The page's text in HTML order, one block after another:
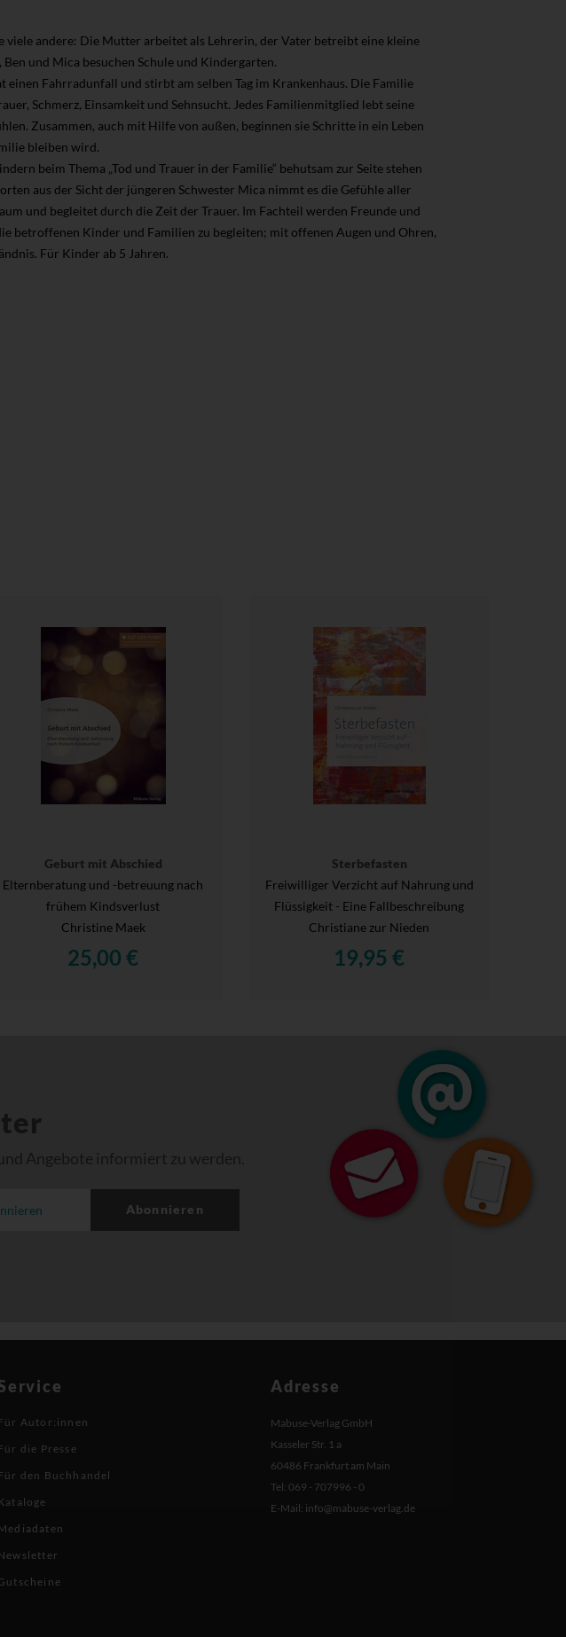
viele andere: Die Mutter arbeitet als Lehrerin, der Vater betreibt eine kleine
und Mica besuchen Schule und Kindergarten.
einen Fahrradunfall und stirbt am selben Tag im Krankenhaus. Die Familie
Schmerz, Einsamkeit und Sehnsucht. Jedes Familienmitglied lebt seine
Zusammen, auch mit Hilfe von außen, beginnen sie Schritte in ein Leben
bleiben wird.
beim Thema „Tod und Trauer in der Familie“ behutsam zur Seite stehen
aus der Sicht der jüngeren Schwester Mica nimmt es die Gefühle aller
und begleitet durch die Zeit der Trauer. Im Fachteil werden Freunde und
betroffenen Kinder und Familien zu begleiten; mit offenen Augen und Ohren,
Für Kinder ab 5 Jahren.
Geburt mit Abschied
Elternberatung und -betreuung nach
frühem Kindsverlust
Christine Maek
25,00 €
Sterbefasten
Freiwilliger Verzicht auf Nahrung und
Flüssigkeit - Eine Fallbeschreibung
Christiane zur Nieden
19,95 €
Angebote informiert zu werden.
Abonnieren
Autor:innen
die Presse
den Buchhandel
Adresse
Mabuse-Verlag GmbH
Kasseler Str. 1 a
60486 Frankfurt am Main
Tel: 069 - 707996 - 0
E-Mail: info@mabuse-verlag.de